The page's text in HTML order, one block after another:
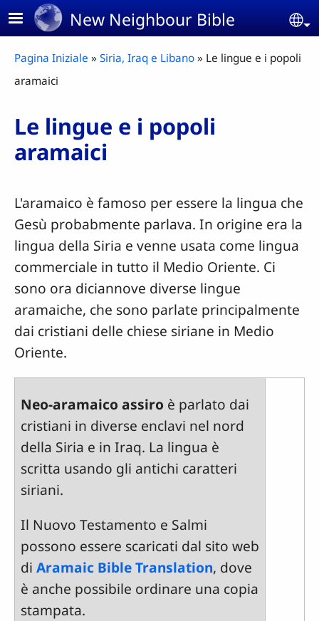
Skip to main contentNew Neighbour Bible
Breadcrumb
Pagina Iniziale Siria, Iraq e Libano
Le lingue e i popoli
aramaici
Le lingue e i popoli
aramaici
L'aramaico è famoso per essere la lingua che
Gesù probabmente parlava. In origine era la
lingua della Siria e venne usata come lingua
commerciale in tutto il Medio Oriente. Ci
sono ora diciannove diverse lingue
aramaiche, che sono parlate principalmente
dai cristiani delle chiese siriane in Medio
Oriente.
Neo-aramaico assiro è parlato dai
cristiani in diverse enclavi nel nord
della Siria e in Iraq. La lingua è
scritta usando gli antichi caratteri
siriani.
Il Nuovo Testamento e Salmi
possono essere scaricati dal sito web
di Aramaic Bible Translation, dove
è anche possibile ordinare una copia
stampata.